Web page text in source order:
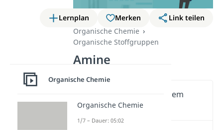
Lernplan Merken
Link teilen
Organische Chemie
Organische Stoffgruppen
Amine
Wichtige Inhalte in diesem
Video
Organische Chemie
Organische Chemie
1/7 – Dauer: 05:02